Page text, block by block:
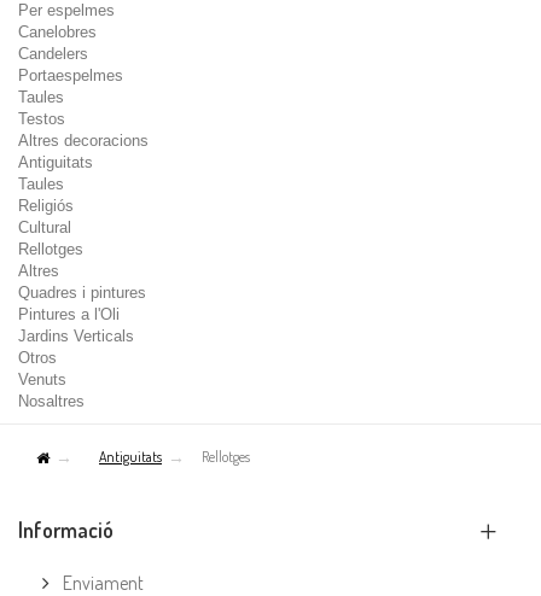
Per espelmes
Canelobres
Candelers
Portaespelmes
Taules
Testos
Altres decoracions
Antiguitats
Taules
Religiós
Cultural
Rellotges
Altres
Quadres i pintures
Pintures a l'Oli
Jardins Verticals
Otros
Venuts
Nosaltres
Antiguitats Rellotges
Informació
Enviament